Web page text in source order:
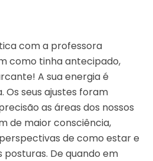
com a professora
como tinha antecipado,
A sua energia é
Os seus ajustes foram
as áreas dos nossos
de maior consciência,
de como estar e
De quando em